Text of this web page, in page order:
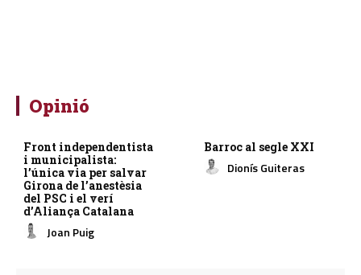
Opinió
Front independentista
i municipalista:
l’única via per salvar
Girona de l’anestèsia
del PSC i el verí
d’Aliança Catalana
Joan Puig
Barroc al segle XXI
Dionís Guiteras